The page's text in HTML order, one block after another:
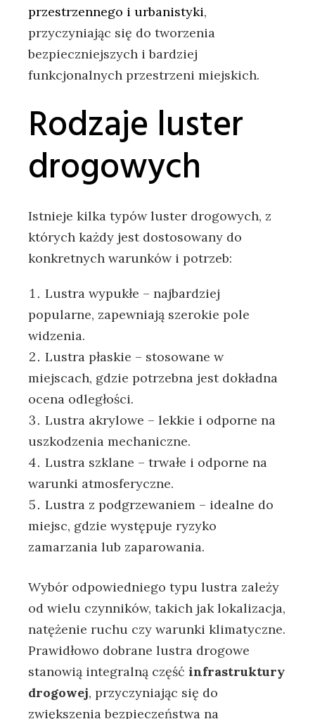
przestrzennego i urbanistyki,
przyczyniając się do tworzenia
bezpieczniejszych i bardziej
funkcjonalnych przestrzeni miejskich.
Rodzaje luster
drogowych
Istnieje kilka typów luster drogowych, z
których każdy jest dostosowany do
konkretnych warunków i potrzeb:
Lustra wypukłe – najbardziej
popularne, zapewniają szerokie pole
widzenia.
Lustra płaskie – stosowane w
miejscach, gdzie potrzebna jest dokładna
ocena odległości.
Lustra akrylowe – lekkie i odporne na
uszkodzenia mechaniczne.
Lustra szklane – trwałe i odporne na
warunki atmosferyczne.
Lustra z podgrzewaniem – idealne do
miejsc, gdzie występuje ryzyko
zamarzania lub zaparowania.
Wybór odpowiedniego typu lustra zależy
od wielu czynników, takich jak lokalizacja,
natężenie ruchu czy warunki klimatyczne.
Prawidłowo dobrane lustra drogowe
stanowią integralną częśćinfrastruktury
drogowej, przyczyniając się do
zwiększenia bezpieczeństwa na